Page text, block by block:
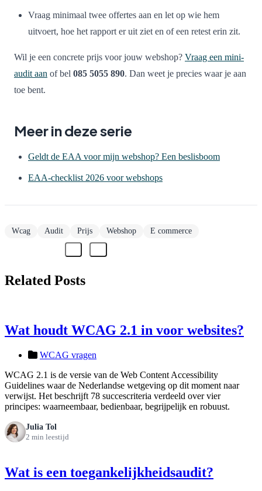
Vraag minimaal twee offertes aan en let op wie hem
uitvoert, hoe het rapport er uit ziet en of een retest erin zit.
Wil je een concrete prijs voor jouw webshop? Vraag een mini-
audit aan of bel 085 5055 890. Dan weet je precies waar je aan
toe bent.
Meer in deze serie
Geldt de EAA voor mijn webshop? Een beslisboom
EAA-checklist 2026 voor webshops
Wcag Audit Prijs Webshop E commerce
Related Posts
Wat houdt WCAG 2.1 in voor websites?
WCAG vragen
WCAG 2.1 is de versie van de Web Content Accessibility
Guidelines waar de Nederlandse wetgeving op dit moment naar
verwijst. Het beschrijft 78 succescriteria verdeeld over vier
principes: waarneembaar, bedienbaar, begrijpelijk en robuust.
Julia Tol
2 min leestijd
Wat is een toegankelijkheidsaudit?